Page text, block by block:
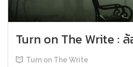
Turn on The Write :
Turn on The Write